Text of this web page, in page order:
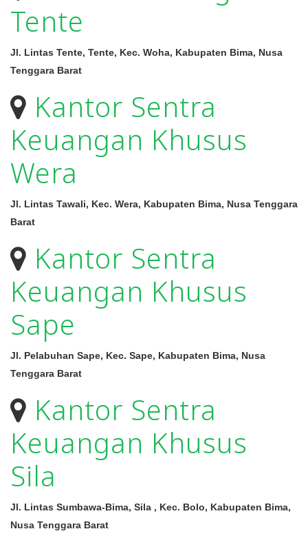
Tente
Jl. Lintas Tente, Tente, Kec. Woha, Kabupaten Bima, Nusa
Tenggara Barat
Kantor Sentra
Keuangan Khusus
Wera
Jl. Lintas Tawali, Kec. Wera, Kabupaten Bima, Nusa Tenggara
Barat
Kantor Sentra
Keuangan Khusus
Sape
Jl. Pelabuhan Sape, Kec. Sape, Kabupaten Bima, Nusa
Tenggara Barat
Kantor Sentra
Keuangan Khusus
Sila
Jl. Lintas Sumbawa-Bima, Sila , Kec. Bolo, Kabupaten Bima,
Nusa Tenggara Barat